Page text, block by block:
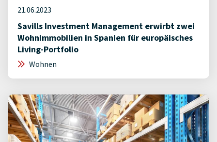
21.06.2023
Savills Investment Management erwirbt zwei
Wohnimmobilien in Spanien für europäisches
Living-Portfolio
Wohnen